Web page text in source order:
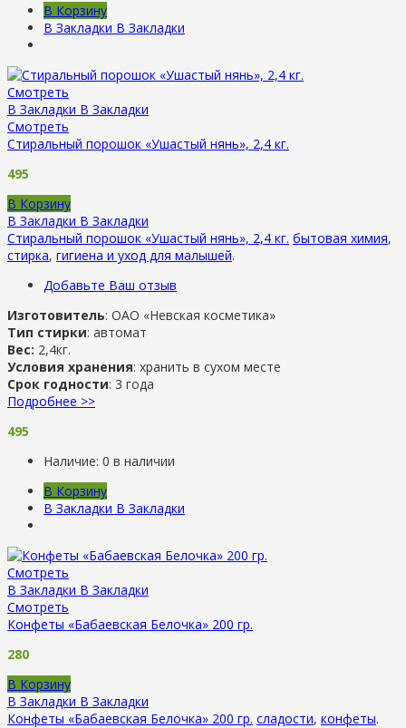
В Корзину
В Закладки В Закладки
Смотреть
В Закладки В Закладки
Смотреть
Стиральный порошок «Ушастый нянь», 2,4 кг.
495
В Корзину
В Закладки В Закладки
Стиральный порошок «Ушастый нянь», 2,4 кг. бытовая химия,
стирка, гигиена и уход для малышей.
Добавьте Ваш отзыв
Изготовитель: ОАО «Невская косметика»
Тип стирки: автомат
Вес: 2,4кг.
Условия хранения: хранить в сухом месте
Срок годности: 3 года
Подробнее >>
495
Наличие: 0 в наличии
В Корзину
В Закладки В Закладки
Смотреть
В Закладки В Закладки
Смотреть
Конфеты «Бабаевская Белочка» 200 гр.
280
В Корзину
В Закладки В Закладки
Конфеты «Бабаевская Белочка» 200 гр. сладости, конфеты.